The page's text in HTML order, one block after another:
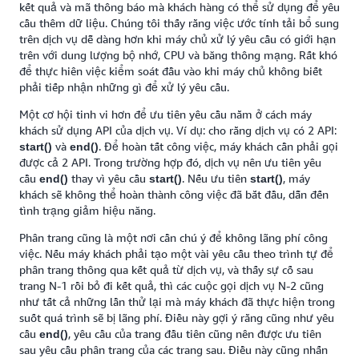
kết quả và mã thông báo mà khách hàng có thể sử dụng để yêu
cầu thêm dữ liệu. Chúng tôi thấy rằng việc ước tính tải bổ sung
trên dịch vụ dễ dàng hơn khi máy chủ xử lý yêu cầu có giới hạn
trên với dung lượng bộ nhớ, CPU và băng thông mạng. Rất khó
để thực hiên việc kiểm soát đầu vào khi máy chủ không biết
phải tiếp nhận những gì để xử lý yêu cầu.
Một cơ hội tinh vi hơn để ưu tiên yêu cầu nằm ở cách máy
khách sử dụng API của dịch vụ. Ví dụ: cho rằng dịch vụ có 2 API:
start() và end(). Để hoàn tất công việc, máy khách cần phải gọi
được cả 2 API. Trong trường hợp đó, dịch vụ nên ưu tiên yêu
cầu end() thay vì yêu cầu start(). Nếu ưu tiên start(), máy
khách sẽ không thể hoàn thành công việc đã bắt đầu, dẫn đến
tình trạng giảm hiệu năng.
Phân trang cũng là một nơi cần chú ý để không lãng phí công
việc. Nếu máy khách phải tạo một vài yêu cầu theo trình tự để
phân trang thông qua kết quả từ dịch vụ, và thấy sự cố sau
trang N-1 rồi bỏ đi kết quả, thì các cuộc gọi dịch vụ N-2 cũng
như tất cả những lần thử lại mà máy khách đã thực hiện trong
suốt quá trình sẽ bị lãng phí. Điều này gợi ý rằng cũng như yêu
cầu end(), yêu cầu của trang đầu tiên cũng nên được ưu tiên
sau yêu cầu phân trang của các trang sau. Điều này cũng nhấn